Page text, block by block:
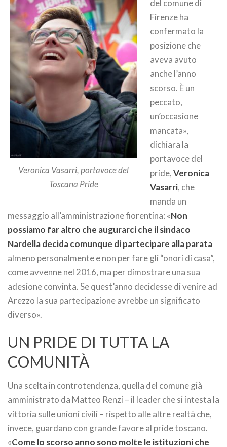
Veronica Vasarri, portavoce del
Toscana Pride
del comune di
Firenze ha
confermato la
posizione che
aveva avuto
anche l’anno
scorso. È un
peccato,
un’occasione
mancata»,
dichiara la
portavoce del
pride,Veronica
Vasarri, che
manda un
messaggio all’amministrazione fiorentina: «Non
possiamo far altro che augurarci che il sindaco
Nardella decida comunque di partecipare alla parata
almeno personalmente e non per fare gli “onori di casa”,
come avvenne nel 2016, ma per dimostrare una sua
adesione convinta. Se quest’anno decidesse di venire ad
Arezzo la sua partecipazione avrebbe un significato
diverso».
UN PRIDE DI TUTTA LA
COMUNITÀ
Una scelta in controtendenza, quella del comune già
amministrato da Matteo Renzi – il leader che si intesta la
vittoria sulle unioni civili – rispetto alle altre realtà che,
invece, guardano con grande favore al pride toscano.
«Come lo scorso anno sono molte le istituzioni che